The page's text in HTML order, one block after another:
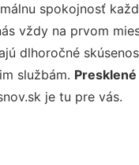
spokojnosť
vždy na prvom
dlhoročné
službám.
je tu pre vás.